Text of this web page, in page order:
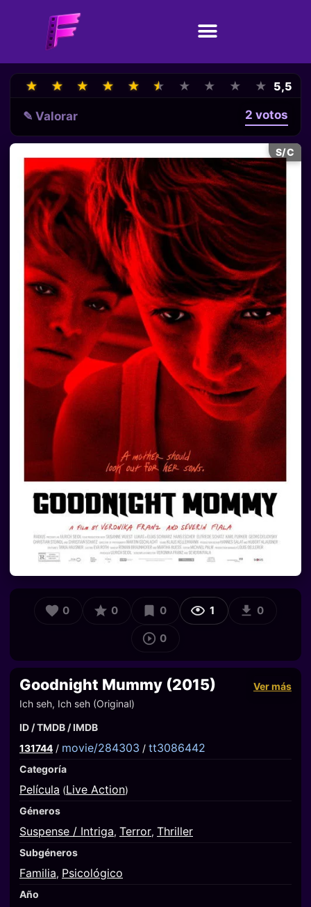
★
★ ★
★ ★
★ ★
★ ★
★ ★
★ ★
★ ★
★ ★
★ ★
★ 5,5
✎ Valorar 2 votos
S/C
0 0 0 1 0
0
Goodnight Mummy (2015)
Ver más
Ich seh, Ich seh (Original)
ID / TMDB / IMDB
131744 / movie/284303 / tt3086442
Categoría
Película (Live Action)
Géneros
Suspense / Intriga, Terror, Thriller
Subgéneros
Familia, Psicológico
Año